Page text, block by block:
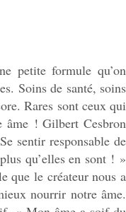
petite formule qu’on
Soins de santé, soins
Rares sont ceux qui
âme ! Gilbert Cesbron
sentir responsable de
qu’elles en sont ! »
que le créateur nous a
nourrir notre âme.